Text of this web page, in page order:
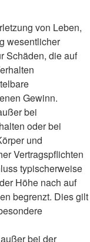
von Leben,
wesentlicher
Schäden, die auf
Gewinn.
bei
oder bei
und
Vertragspflichten
typischerweise
Höhe nach auf
begrenzt. Dies gilt
bei der